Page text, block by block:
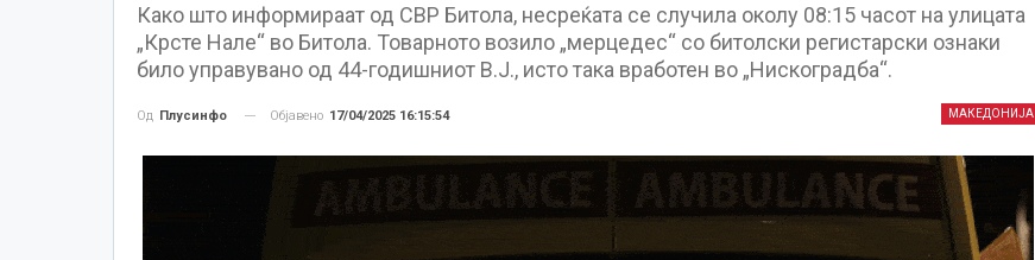
Како што информираат од СВР Битола, несреќата се случила околу 08:15 часот на улицата
„Крсте Нале“ во Битола. Товарното возило „мерцедес“ со битолски регистарски ознаки
било управувано од 44-годишниот В.Ј., исто така вработен во „Нискоградба“.
МАКЕДОНИЈА
Од Плусинфо Објавено 17/04/2025 16:15:54